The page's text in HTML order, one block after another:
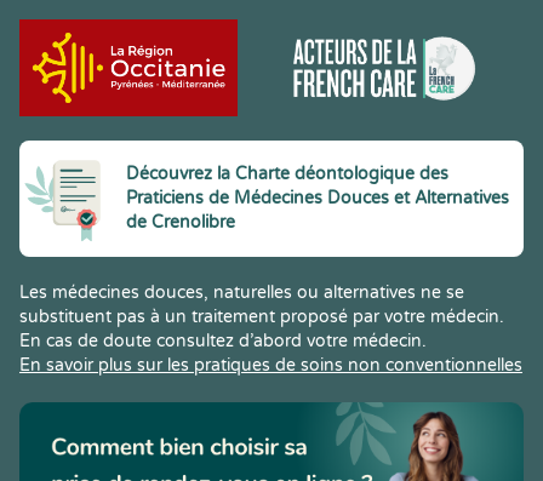
Découvrez la Charte déontologique des
Praticiens de Médecines Douces et Alternatives
de Crenolibre
Les médecines douces, naturelles ou alternatives ne se
substituent pas à un traitement proposé par votre médecin.
En cas de doute consultez d’abord votre médecin.
En savoir plus sur les pratiques de soins non conventionnelles